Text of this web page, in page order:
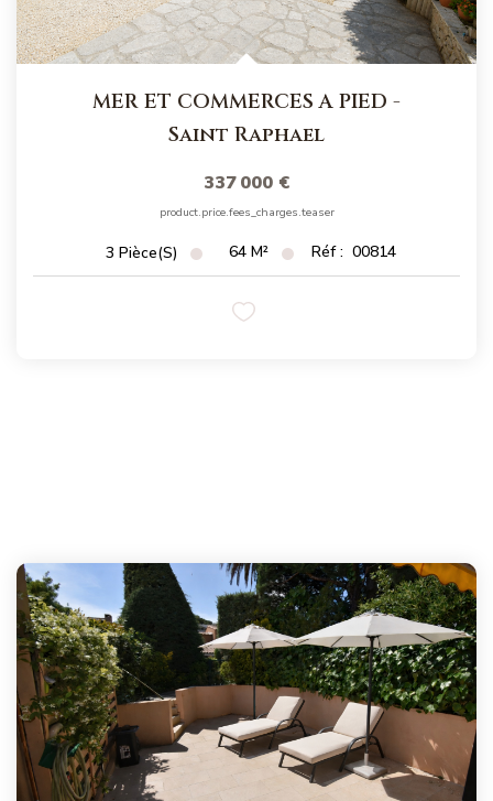
Millésimme Immobilier N°5
Millésimme Immobilier N°6
Millésimme Immobilier N°8
Millésimme Immobilier N°10
Magasine Vendu Boulouris
Magasine Vendu St-Raphaël/Fréjus
MER ET COMMERCES A PIED -
Saint Raphael
337 000 €
product.price.fees_charges.teaser
3 Pièce(s) 64 M² Réf : 00814